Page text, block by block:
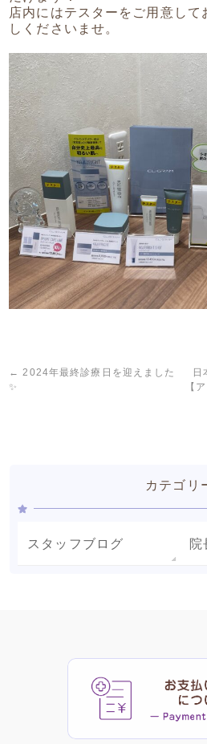
店内にはテスターをご用意して
しくださいませ。
← 2024年最終診療日を迎えました
✨
日
【
カテゴリ
スタッフブログ 院